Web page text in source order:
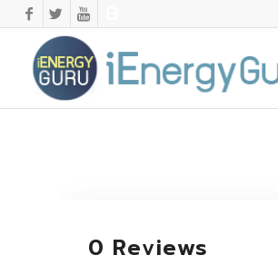
0 Reviews